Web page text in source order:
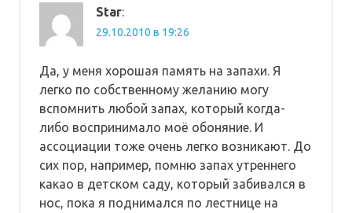
Star:
29.10.2010 в 19:26
Да, у меня хорошая память на запахи. Я
легко по собственному желанию могу
вспомнить любой запах, который когда-
либо воспринимало моё обоняние. И
ассоциации тоже очень легко возникают. До
сих пор, например, помню запах утреннего
какао в детском саду, который забивался в
нос, пока я поднимался по лестнице на